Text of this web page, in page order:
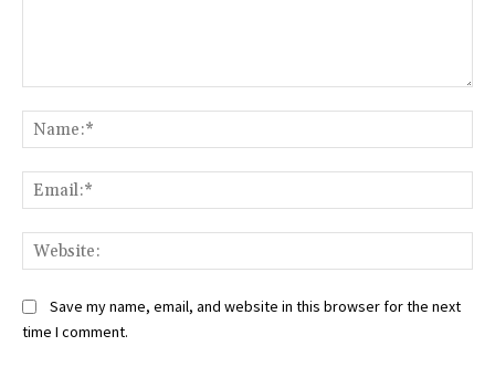
Save my name, email, and website in this browser for the next
time I comment.